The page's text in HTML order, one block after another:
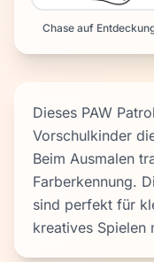
Chase auf
Dieses PAW
Vorschulkinder
Beim Ausmalen
Farberkennung.
sind perfekt für
kreatives Spielen